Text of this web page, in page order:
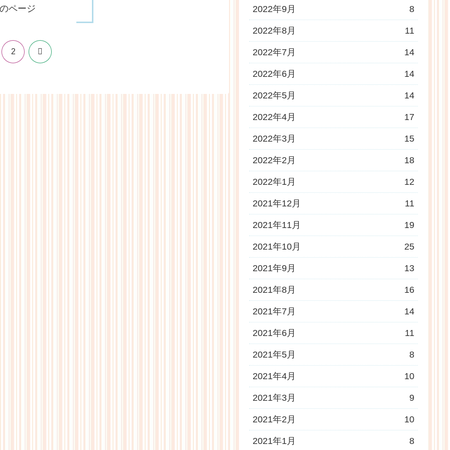
ページ
2 次
2022年9月 8
2022年8月 11
2022年7月 14
2022年6月 14
2022年5月 14
2022年4月 17
2022年3月 15
2022年2月 18
2022年1月 12
2021年12月 11
2021年11月 19
2021年10月 25
2021年9月 13
2021年8月 16
2021年7月 14
2021年6月 11
2021年5月 8
2021年4月 10
2021年3月 9
2021年2月 10
2021年1月 8